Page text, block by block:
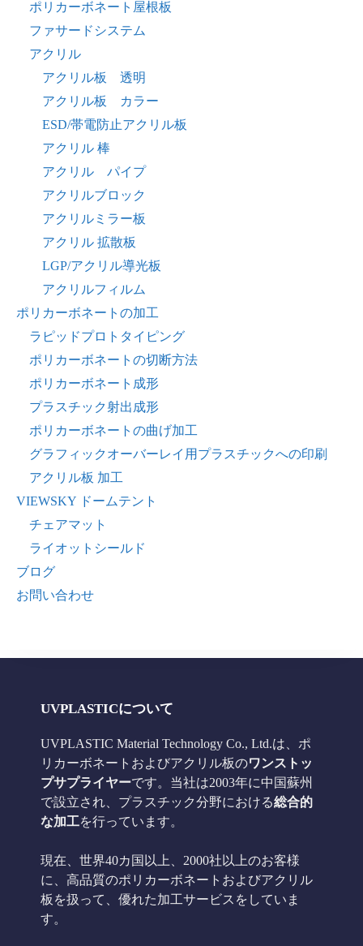
ポリカーボネート屋根板
ファサードシステム
アクリル
アクリル板 透明
アクリル板 カラー
ESD/帯電防止アクリル板
アクリル 棒
アクリル パイプ
アクリルブロック
アクリルミラー板
アクリル 拡散板
LGP/アクリル導光板
アクリルフィルム
ポリカーボネートの加工
ラピッドプロトタイピング
ポリカーボネートの切断方法
ポリカーボネート成形
プラスチック射出成形
ポリカーボネートの曲げ加工
グラフィックオーバーレイ用プラスチックへの印刷
アクリル板 加工
VIEWSKY ドームテント
チェアマット
ライオットシールド
ブログ
お問い合わせ
UVPLASTICについて
UVPLASTIC Material Technology Co., Ltd.は、ポ
リカーボネートおよびアクリル板のワンストッ
プサプライヤーです。当社は2003年に中国蘇州
で設立され、プラスチック分野における総合的
な加工を行っています。
現在、世界40カ国以上、2000社以上のお客様
に、高品質のポリカーボネートおよびアクリル
板を扱って、優れた加工サービスをしていま
す。